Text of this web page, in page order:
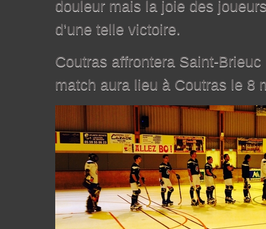
douleur mais la joie des
d’une telle victoire.
Coutras affrontera Saint-
match aura lieu à Coutras le 8